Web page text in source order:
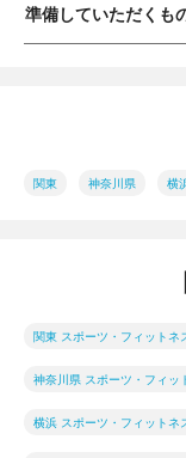
準備していただくも
関東 神奈川県 横
関東 スポーツ・フィットネ
神奈川県 スポーツ・フィッ
横浜 スポーツ・フィットネ